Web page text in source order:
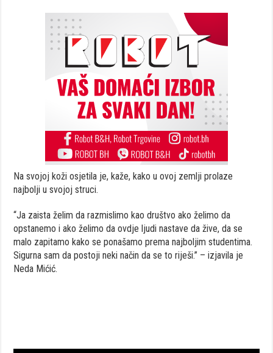
Na svojoj koži osjetila je, kaže, kako u ovoj zemlji prolaze
najbolji u svojoj struci.
“Ja zaista želim da razmislimo kao društvo ako želimo da
opstanemo i ako želimo da ovdje ljudi nastave da žive, da se
malo zapitamo kako se ponašamo prema najboljim studentima.
Sigurna sam da postoji neki način da se to riješi.” – izjavila je
Neda Mićić.